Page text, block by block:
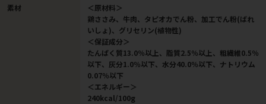
素材
＜原材料＞
鶏ささみ、牛肉、タピオカでん粉、加工でん粉(ばれ
いしょ)、グリセリン(植物性)
＜保証成分＞
たんぱく質13.0％以上、脂質2.5％以上、粗繊維0.5％
以下、灰分1.0％以下、水分40.0％以下、ナトリウム
0.07％以下
＜エネルギー＞
240kcal/100g